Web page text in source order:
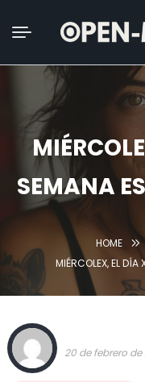
Buscar:
SEMANA
HOME
MIÉRCOLEX, EL DÍA
20 de febrero de